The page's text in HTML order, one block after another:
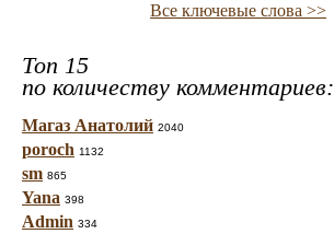
Все ключевые слова >>
Топ 15
по количеству комментариев:
Магаз Анатолий 2040
poroch 1132
sm 865
Yana 398
Admin 334